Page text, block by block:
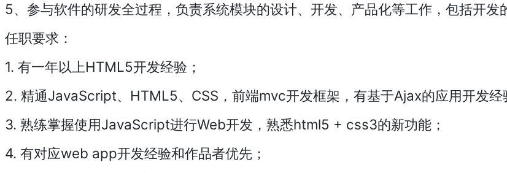
5、参与软件的研发全过程，负责系统模块的设计、开发、产品化等工作，包括开发
任职要求：
1. 有一年以上HTML5开发经验；
2. 精通JavaScript、HTML5、CSS，前端mvc开发框架，有基于Ajax的应用开发经
3. 熟练掌握使用JavaScript进行Web开发，熟悉html5 + css3的新功能；
4. 有对应web app开发经验和作品者优先；